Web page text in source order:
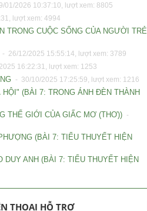
01/2026 10:37:10, lượt xem: 8805
lượt xem: 4994
TRONG CUỘC SỐNG CỦA NGƯỜI TRẺ
- 26/12/2025 15:55:14, lượt xem: 3789
16:22:31, lượt xem: 1253
- 30/10/2025 17:25:59, lượt xem: 1216
(BÀI 7: TRONG ÁNH ĐÈN THÀNH
THẾ GIỚI CỦA GIẤC MƠ (THƠ)) -
(BÀI 7: TIỂU THUYẾT HIỆN
ANH (BÀI 7: TIỂU THUYẾT HIỆN
THOẠI HỖ TRỢ